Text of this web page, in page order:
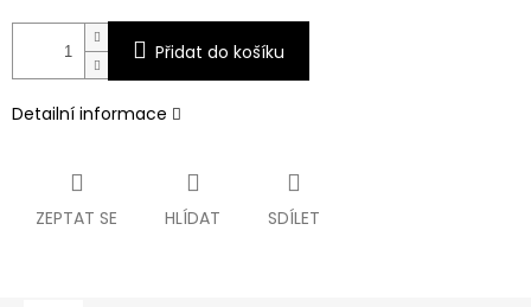
Přidat do košíku
Detailní informace
ZEPTAT SE HLÍDAT SDÍLET